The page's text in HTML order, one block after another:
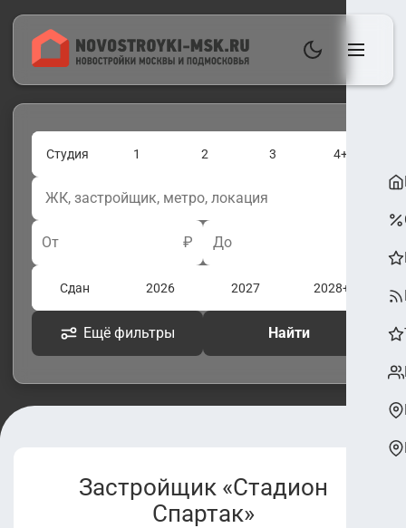
Студия 1 2 3 4+
От ₽ До
Сдан 2026 2027 2028+
Ещё фильтры Найти
Застройщик «Стадион
Спартак»